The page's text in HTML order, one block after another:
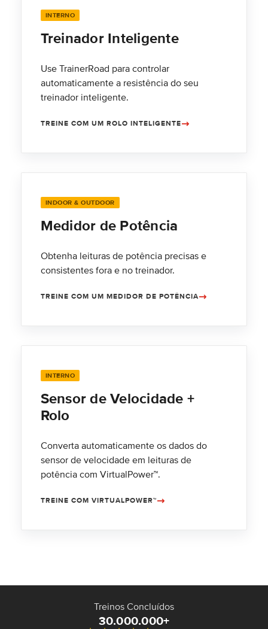
INTERNO
Treinador Inteligente
Use TrainerRoad para controlar
automaticamente a resistência do seu
treinador inteligente.
TREINE COM UM ROLO INTELIGENTE
INDOOR & OUTDOOR
Medidor de Potência
Obtenha leituras de potência precisas e
consistentes fora e no treinador.
TREINE COM UM MEDIDOR DE POTÊNCIA
INTERNO
Sensor de Velocidade +
Rolo
Converta automaticamente os dados do
sensor de velocidade em leituras de
potência com VirtualPower™.
TREINE COM VIRTUALPOWER™
Treinos Concluídos
30.000.000+